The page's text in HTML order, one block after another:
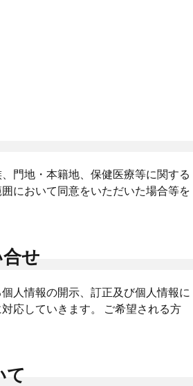
門地・本籍地、保健医療等に関する
において同意をいただいた場合等を
せ
人情報の開示、訂正及び個人情報に
応していきます。 ご希望される方
て